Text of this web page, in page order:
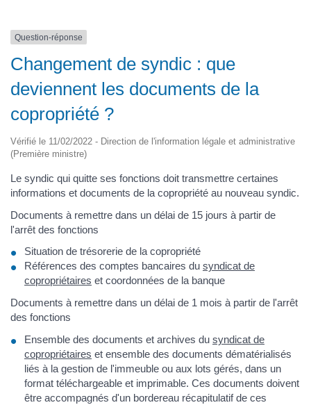
Question-réponse
Changement de syndic : que
deviennent les documents de la
copropriété ?
Vérifié le 11/02/2022 - Direction de l'information légale et administrative
(Première ministre)
Le syndic qui quitte ses fonctions doit transmettre certaines
informations et documents de la copropriété au nouveau syndic.
Documents à remettre dans un délai de 15 jours à partir de
l'arrêt des fonctions
Situation de trésorerie de la copropriété
Références des comptes bancaires du syndicat de
copropriétaires et coordonnées de la banque
Documents à remettre dans un délai de 1 mois à partir de l'arrêt
des fonctions
Ensemble des documents et archives du syndicat de
copropriétaires et ensemble des documents dématérialisés
liés à la gestion de l'immeuble ou aux lots gérés, dans un
format téléchargeable et imprimable. Ces documents doivent
être accompagnés d'un bordereau récapitulatif de ces